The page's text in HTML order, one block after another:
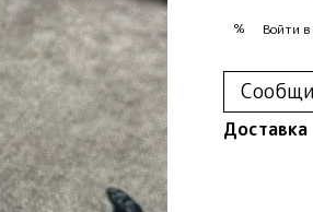
% Войти
Доставка